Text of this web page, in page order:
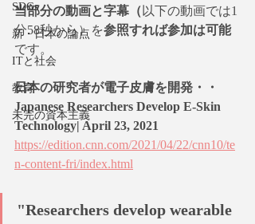
SDGs
新・日本の論点
ITと社会
教育
未完の資本主義
当部分の動画と字幕（ 以下の動画では1
分58秒から）を参照すれば参加は可能
です。
日本の研究者が電子皮膚を開発・・
Japanese Researchers Develop E-Skin
Technology| April 23, 2021
https://edition.cnn.com/2021/04/22/cnn10/te
n-content-fri/index.html
"Researchers develop wearable